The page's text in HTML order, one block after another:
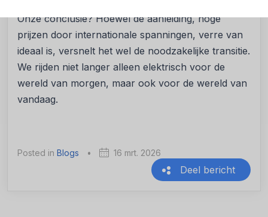
Onze conclusie? Hoewel de aanleiding, hoge
prijzen door internationale spanningen, verre van
ideaal is, versnelt het wel de noodzakelijke transitie.
We rijden niet langer alleen elektrisch voor de
wereld van morgen, maar ook voor de wereld van
vandaag.
Posted in Blogs • 16 mrt. 2026
Deel bericht